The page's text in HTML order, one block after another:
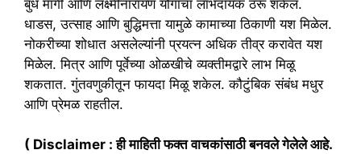
बुध मार्गी आणि लक्ष्मीनारायण योगाचा लाभदायक ठरू शकेल.
धाडस, उत्साह आणि बुद्धिमत्ता यामुळे कामाच्या ठिकाणी यश मिळेल.
नोकरीच्या शोधात असलेल्यांनी प्रयत्न अधिक तीव्र करावेत यश
मिळेल. मित्र आणि पूर्वेच्या ओळखीचे व्यक्तीमद्वारे लाभ मिळू
शकतात. गुंतवणुकीतून फायदा मिळू शकेल. कौटुंबिक संबंध मधुर
आणि प्रेमळ राहतील.
( Disclaimer : ही माहिती फक्त वाचकांसाठी बनवले गेलेले आहे.